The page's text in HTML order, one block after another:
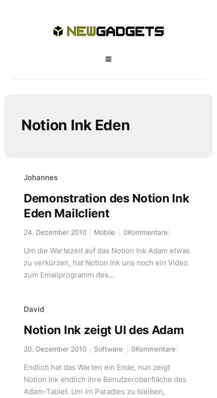
Notion Ink Eden
Johannes
Demonstration des Notion Ink
Eden Mailclient
24. Dezember 2010 Mobile 0Kommentare
Um die Wartezeit auf das Notion Ink Adam etwas
zu verkürzen, hat Notion Ink uns noch ein Video
zum Emailprogramm des...
David
Notion Ink zeigt UI des Adam
20. Dezember 2010 Software 0Kommentare
Endlich hat das Warten ein Ende, nun zeigt
Notion Ink endlich ihre Benutzeroberfläche des
Adam-Tablet. Um im Paradies zu bleiben,